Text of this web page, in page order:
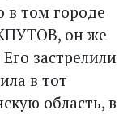
том городе
он же
застрелили
в тот
область, в